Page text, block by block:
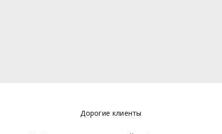
Дорогие клиенты